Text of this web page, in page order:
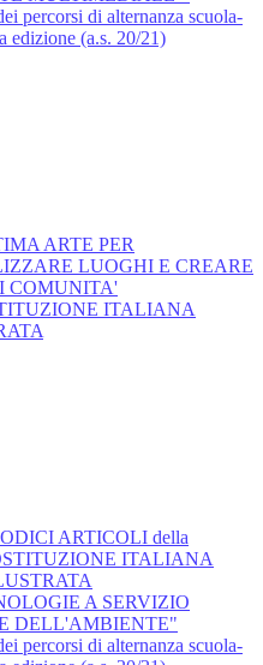
percorsi di alternanza scuola-
edizione (a.s. 20/21)
ARTE PER
LUOGHI E CREARE
COMUNITA'
ITALIANA
ARTICOLI della
ITALIANA
A SERVIZIO
DELL'AMBIENTE"
percorsi di alternanza scuola-